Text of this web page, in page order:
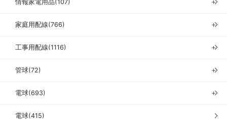
情報家電用品(107) ＋
家庭用配線(766) ＋
工事用配線(1116) ＋
管球(72) ＋
電球(693) ＋
電球(415)